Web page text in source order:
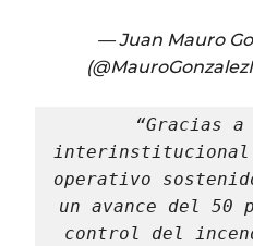
— Juan Mauro
“Gracias
interinstitucional
operativo
un avance del 50
control del